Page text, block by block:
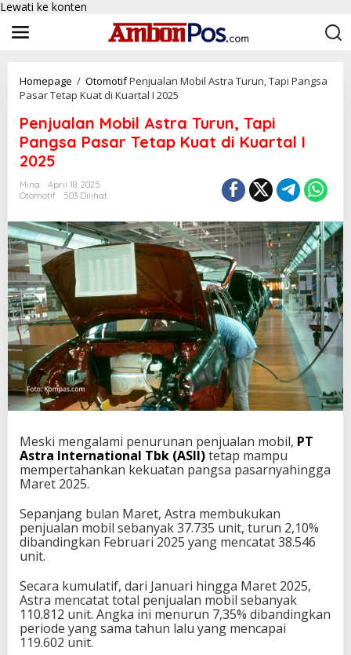
Lewati ke konten
Homepage / OtomotifPenjualan Mobil Astra Turun, Tapi Pangsa
Pasar Tetap Kuat di Kuartal I 2025
Penjualan Mobil Astra Turun, Tapi
Pangsa Pasar Tetap Kuat di Kuartal I
2025
Mina
April 18, 2025
Otomotif
503 Dilihat
Meski mengalami penurunan penjualan mobil, PT
Astra International Tbk (ASII)tetap mampu
mempertahankan kekuatan pangsa pasarnyahingga
Maret 2025.
Sepanjang bulan Maret, Astra membukukan
penjualan mobil sebanyak 37.735 unit, turun 2,10%
dibandingkan Februari 2025 yang mencatat 38.546
unit.
Secara kumulatif, dari Januari hingga Maret 2025,
Astra mencatat total penjualan mobil sebanyak
110.812 unit. Angka ini menurun 7,35% dibandingkan
periode yang sama tahun lalu yang mencapai
119.602 unit.